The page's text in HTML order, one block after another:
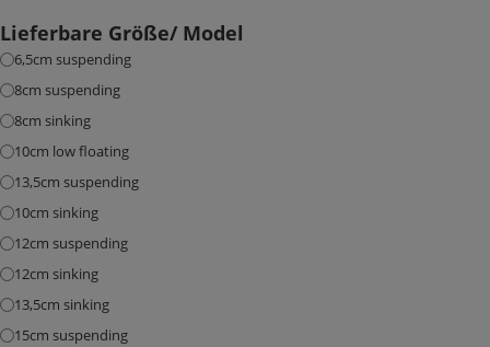
Lieferbare Größe/ Model
6,5cm suspending
8cm suspending
8cm sinking
10cm low floating
13,5cm suspending
10cm sinking
12cm suspending
12cm sinking
13,5cm sinking
15cm suspending